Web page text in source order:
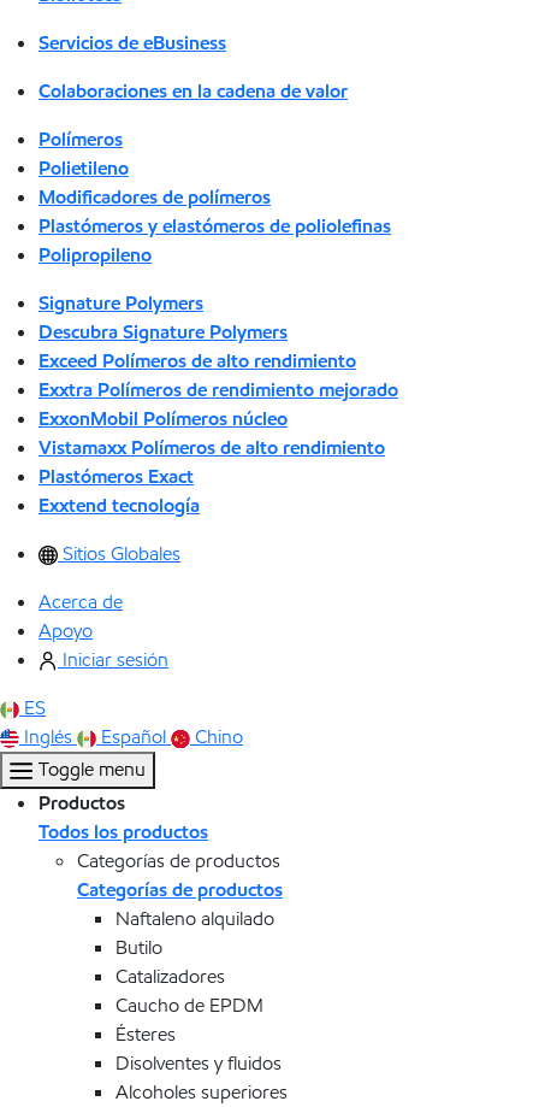
Servicios de eBusiness
Colaboraciones en la cadena de valor
Polímeros
Polietileno
Modificadores de polímeros
Plastómeros y elastómeros de poliolefinas
Polipropileno
Signature Polymers
Descubra Signature Polymers
Exceed Polímeros de alto rendimiento
Exxtra Polímeros de rendimiento mejorado
ExxonMobil Polímeros núcleo
Vistamaxx Polímeros de alto rendimiento
Plastómeros Exact
Exxtend tecnología
Sitios Globales
Acerca de
Apoyo
Iniciar sesión
ES
Inglés
Español
Chino
Toggle menu
Productos
Todos los productos
Categorías de productos
Categorías de productos
Naftaleno alquilado
Butilo
Catalizadores
Caucho de EPDM
Ésteres
Disolventes y fluidos
Alcoholes superiores